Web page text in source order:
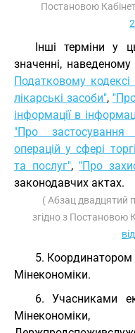
Постановою
Інші терміни у
значенні, наведеному
Податковому кодексі
лікарські засоби",
інформації в
"Про застосування
операцій у сфері
та послуг", "Про
законодавчих актах.
( Абзац двадцятий
згідно з Постановою
5. Координатором
Мінекономіки.
6. Учасниками